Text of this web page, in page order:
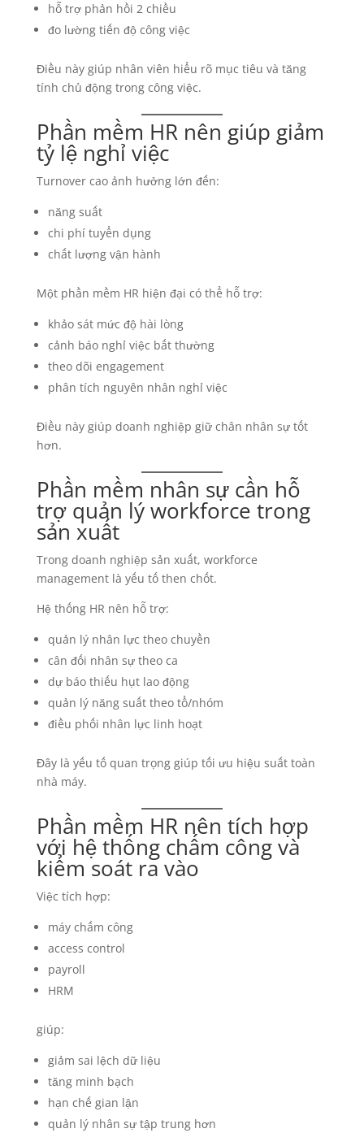
hỗ trợ phản hồi 2 chiều
đo lường tiến độ công việc
Điều này giúp nhân viên hiểu rõ mục tiêu và tăng
tính chủ động trong công việc.
Phần mềm HR nên giúp giảm
tỷ lệ nghỉ việc
Turnover cao ảnh hưởng lớn đến:
năng suất
chi phí tuyển dụng
chất lượng vận hành
Một phần mềm HR hiện đại có thể hỗ trợ:
khảo sát mức độ hài lòng
cảnh báo nghỉ việc bất thường
theo dõi engagement
phân tích nguyên nhân nghỉ việc
Điều này giúp doanh nghiệp giữ chân nhân sự tốt
hơn.
Phần mềm nhân sự cần hỗ
trợ quản lý workforce trong
sản xuất
Trong doanh nghiệp sản xuất, workforce
management là yếu tố then chốt.
Hệ thống HR nên hỗ trợ:
quản lý nhân lực theo chuyền
cân đối nhân sự theo ca
dự báo thiếu hụt lao động
quản lý năng suất theo tổ/nhóm
điều phối nhân lực linh hoạt
Đây là yếu tố quan trọng giúp tối ưu hiệu suất toàn
nhà máy.
Phần mềm HR nên tích hợp
với hệ thống chấm công và
kiểm soát ra vào
Việc tích hợp:
máy chấm công
access control
payroll
HRM
giúp:
giảm sai lệch dữ liệu
tăng minh bạch
hạn chế gian lận
quản lý nhân sự tập trung hơn